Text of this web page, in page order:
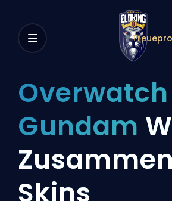
Overwatch
Gundam
Skins